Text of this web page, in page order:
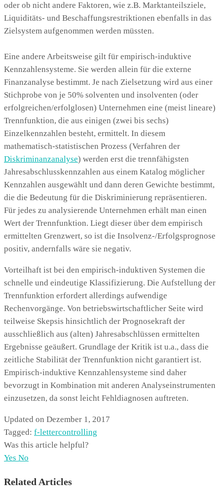
oder ob nicht andere Faktoren, wie z.B. Marktanteilsziele,
Liquiditäts- und Beschaffungsrestriktionen ebenfalls in das
Zielsystem aufgenommen werden müssten.
Eine andere Arbeitsweise gilt für empirisch-induktive
Kennzahlensysteme. Sie werden allein für die externe
Finanzanalyse bestimmt. Je nach Zielsetzung wird aus einer
Stichprobe von je 50% solventen und insolventen (oder
erfolgreichen/erfolglosen) Unternehmen eine (meist lineare)
Trennfunktion, die aus einigen (zwei bis sechs)
Einzelkennzahlen besteht, ermittelt. In diesem
mathematisch-statistischen Prozess (Verfahren der
Diskriminanzanalyse) werden erst die trennfähigsten
Jahresabschlusskennzahlen aus einem Katalog möglicher
Kennzahlen ausgewählt und dann deren Gewichte bestimmt,
die die Bedeutung für die Diskriminierung repräsentieren.
Für jedes zu analysierende Unternehmen erhält man einen
Wert der Trennfunktion. Liegt dieser über dem empirisch
ermittelten Grenzwert, so ist die Insolvenz-/Erfolgsprognose
positiv, andernfalls wäre sie negativ.
Vorteilhaft ist bei den empirisch-induktiven Systemen die
schnelle und eindeutige Klassifizierung. Die Aufstellung der
Trennfunktion erfordert allerdings aufwendige
Rechenvorgänge. Von betriebswirtschaftlicher Seite wird
teilweise Skepsis hinsichtlich der Prognosekraft der
ausschließlich aus (alten) Jahresabschlüssen ermittelten
Ergebnisse geäußert. Grundlage der Kritik ist u.a., dass die
zeitliche Stabilität der Trennfunktion nicht garantiert ist.
Empirisch-induktive Kennzahlensysteme sind daher
bevorzugt in Kombination mit anderen Analyseinstrumenten
einzusetzen, da sonst leicht Fehldiagnosen auftreten.
Updated on Dezember 1, 2017
Tagged: f-lettercontrolling
Was this article helpful?
Yes No
Related Articles